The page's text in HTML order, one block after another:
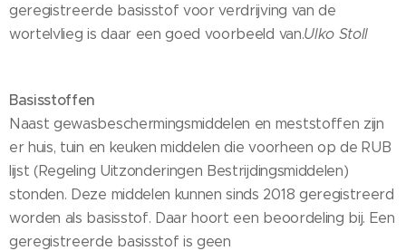
geregistreerde basisstof voor verdrijving van de
wortelvlieg is daar een goed voorbeeld van.Ulko Stoll
Basisstoffen
Naast gewasbeschermingsmiddelen en meststoffen zijn
er huis, tuin en keuken middelen die voorheen op de RUB
lijst (Regeling Uitzonderingen Bestrijdingsmiddelen)
stonden. Deze middelen kunnen sinds 2018 geregistreerd
worden als basisstof. Daar hoort een beoordeling bij. Een
geregistreerde basisstof is geen